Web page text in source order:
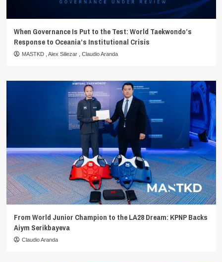
When Governance Is Put to the Test: World Taekwondo’s
Response to Oceania’s Institutional Crisis
MASTKD Alex Siliezar Claudio Aranda
From World Junior Champion to the LA28 Dream: KPNP Backs
Aiym Serikbayeva
Claudio Aranda